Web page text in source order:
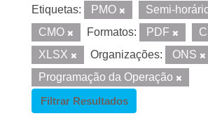
Etiquetas: PMO
Semi-
CMO
Formatos: PDF
XLSX
Organizações: ONS
Programação da Operação
Filtrar Resultados